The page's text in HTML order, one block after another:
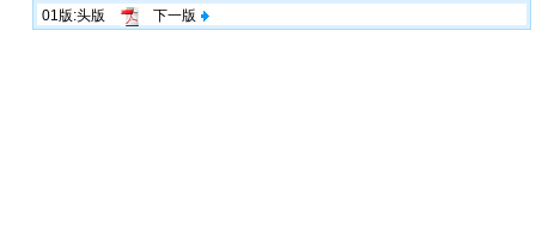
01版:头版 下一版